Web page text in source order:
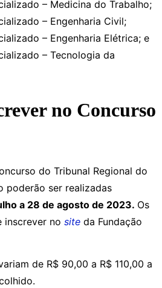
– Medicina do Trabalho;
– Engenharia Civil;
– Engenharia Elétrica; e
– Tecnologia da
no Concurso
do Tribunal Regional do
poderão ser realizadas
a 28 de agosto de 2023. Os
inscrever no site da Fundação
de R$ 90,00 a R$ 110,00 a